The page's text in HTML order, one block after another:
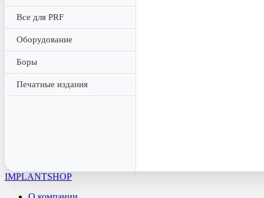
Все для PRF
Оборудование
Боры
Печатные издания
IMPLANTSHOP